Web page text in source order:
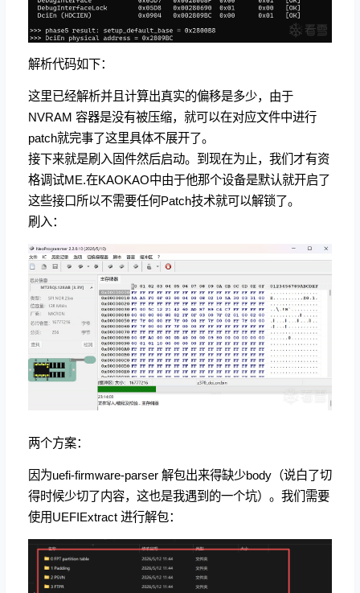
解析代码如下：
这里已经解析并且计算出真实的偏移是多少，由于
NVRAM 容器是没有被压缩，就可以在对应文件中进行
patch就完事了这里具体不展开了。
接下来就是刷入固件然后启动。到现在为止，我们才有资
格调试ME.在KAOKAO中由于他那个设备是默认就开启了
这些接口所以不需要任何Patch技术就可以解锁了。
刷入：
两个方案：
因为uefi-firmware-parser 解包出来得缺少body（说白了切
得时候少切了内容，这也是我遇到的一个坑）。我们需要
使用UEFIExtract 进行解包：